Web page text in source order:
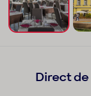
Direct